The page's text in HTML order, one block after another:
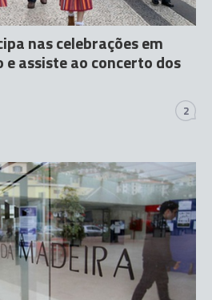
nas celebrações em
e assiste ao concerto dos
2